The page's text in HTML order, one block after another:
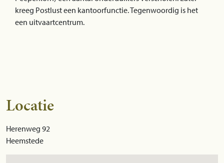
kreeg Postlust een kantoorfunctie. Tegenwoordig is het
een uitvaartcentrum.
Locatie
Herenweg 92
Heemstede